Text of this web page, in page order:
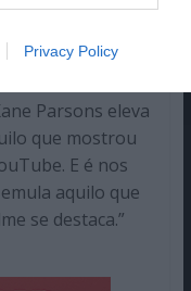
Privacy Policy
este novo
Parsons eleva
que mostrou
E é nos
aquilo que
se destaca.”